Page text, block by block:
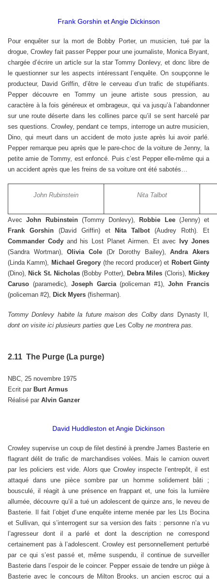
Frank Gorshin et Angie Dickinson
Pour enquêter sur la mort de Bobby Porter, un musicien, tué par la
drogue, Crowley fait passer Pepper pour une journaliste, Monica Bryant,
chargée d’écrire un article sur la star Tommy Donlevy, et donc libre de
le questionner sur les aspects intéressant l’enquête. On soupçonne le
producteur, David Griffin, d’être le cerveau d’un trafic de stupéfiants.
Pepper découvre en Tommy un jeune artiste sous pression, au
caractère à la fois généreux et ombrageux, qui va jusqu’à l’abandonner
sur une route déserte dans les collines parce qu’il se sent harcelé par
ses questions. Crowley, pendant ce temps, interroge un autre musicien,
Dino, qui meurt dans un accident de moto juste après lui avoir parlé.
Pepper remarque peu après que le pare-choc de la voiture de Jenny, la
petite amie de Tommy, est enfoncé. Puis c’est Pepper elle-même qui a
un accident après que les freins de sa voiture ont été sabotés…
John Rubinstein Nita Talbot
AvecJohn Rubinstein (Tommy Donlevy), Robbie Lee (Jenny) et
Frank Gorshin (David Griffin) et Nita Talbot(Audrey Roth). Et
Commander Cody and his Lost Planet Airmen. Et avec
Ivy Jones
(Sandra Wortman),Olivia Cole (Dr Dorothy Bailey),Andra Akers
(Linda Kamm), Michael Gregory (the record producer) et Robert Ginty
(Dino), Nick St. Nicholas(Bobby Potter), Debra Miles (Cloris), Mickey
Caruso (paramedic),Joseph Garcia(policeman #1),John Francis
(policeman #2), Dick Myers (fisherman).
Tommy Donlevy habite la future maison des Colby dans Dynasty II,
dont on visite ici plusieurs parties que Les Colby ne montrera pas.
2.11 The Purge (La purge)
NBC, 25 novembre 1975
Ecrit par Burt Armus
Réalisé par Alvin Ganzer
David Huddleston et Angie Dickinson
Crowley supervise un coup de filet destiné à prendre James Basterie en
flagrant délit de trafic de marchandises volées. Mais le camion ouvert
par les policiers est vide. Alors que Crowley inspecte l’entrepôt, il est
attaqué dans une pièce sombre par un homme solidement bâti ;
bousculé, il réagit à une présence en frappant et, une fois la lumière
allumée, découvre qu’il a tué un adolescent de quinze ans, le neveu de
Basterie. Il fait l’objet d’une enquête interne menée par les Lts Bocina
et Sullivan, qui s’interrogent sur sa version des faits : personne n’a vu
l’agresseur dont il a parlé et dont la description ne correspond
certainement pas à l’adolescent. Crowley est personnellement perturbé
par ce qui s’est passé et, même suspendu, il continue de surveiller
Basterie dans l’espoir de le coincer. Pepper essaie de tendre un piège à
Basterie avec le concours de Milton Brooks, un ancien escroc qui a